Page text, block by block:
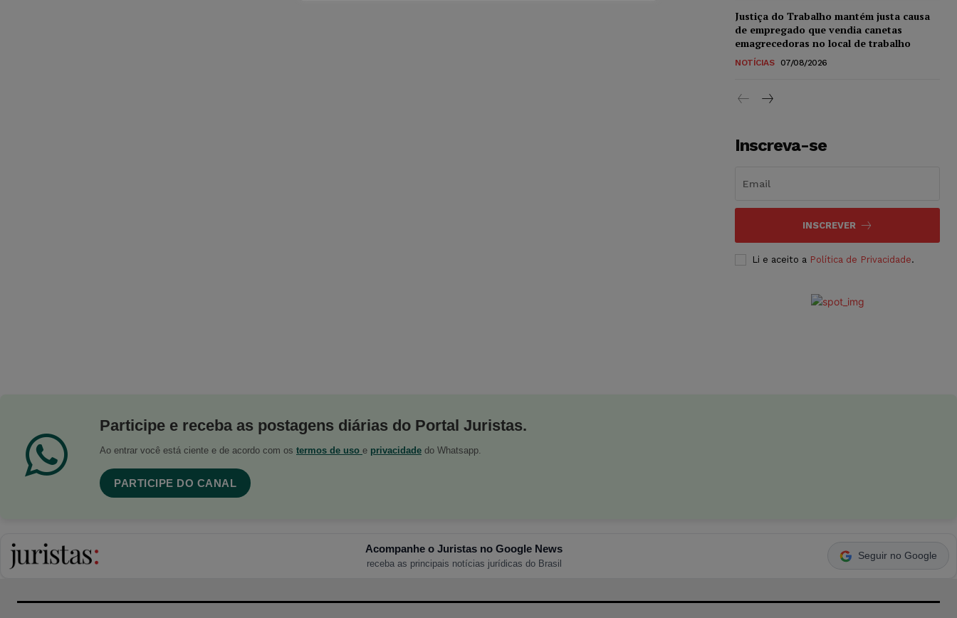
Justiça do Trabalho mantém justa causa
de empregado que vendia canetas
emagrecedoras no local de trabalho
NOTÍCIAS 07/08/2026
Inscreva-se
INSCREVER
Li e aceito a Política de Privacidade.
Participe e receba as postagens diárias do Portal Juristas.
Ao entrar você está ciente e de acordo com os termos de uso e privacidade do Whatsapp.
PARTICIPE DO CANAL
Acompanhe o Juristas no Google News
receba as principais notícias jurídicas do Brasil
Seguir no Google